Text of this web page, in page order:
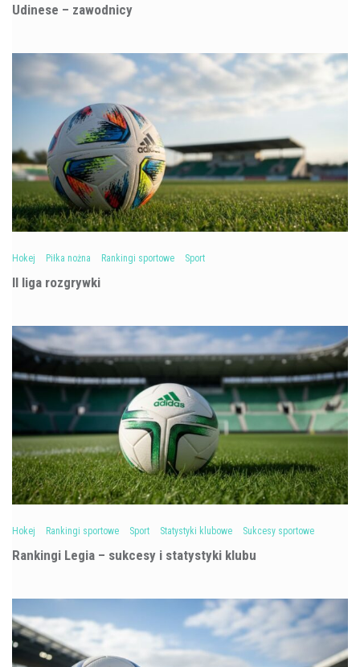
Udinese – zawodnicy
Hokej Piłka nożna Rankingi sportowe Sport
II liga rozgrywki
Hokej Rankingi sportowe Sport Statystyki klubowe Sukcesy sportowe
Rankingi Legia – sukcesy i statystyki klubu